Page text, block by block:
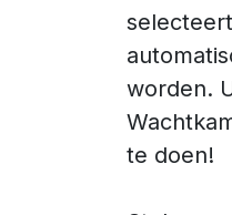
worden.
te doen!